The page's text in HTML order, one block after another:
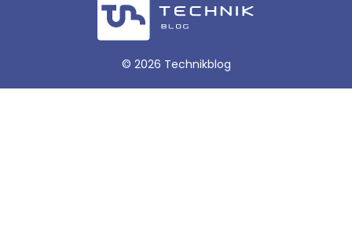
© 2026 Technikblog